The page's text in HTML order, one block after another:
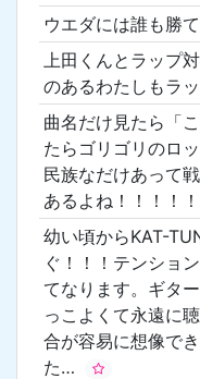
ウエダには誰も
上田くんとラップ
のあるわたしもラ
曲名だけ見たら「
たらゴリゴリのロ
民族なだけあって
あるよね！！！！
幼い頃からKAT-
ぐ！！！テンショ
てなります。ギタ
っこよくて永遠に
合が容易に想像で
た…